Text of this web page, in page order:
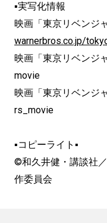
▪実写化情報
映画「東京リベンジ
warnerbros.co.jp/
映画「東京リベンジ
movie
映画「東京リベンジ
rs_movie
▪コピーライト▪
©和久井健・講談社
作委員会